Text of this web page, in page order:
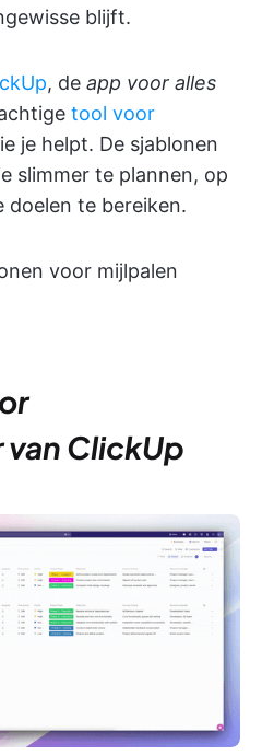
blijft.
, de app voor alles
tool voor
je helpt. De sjablonen
slimmer te plannen, op
doelen te bereiken.
voor mijlpalen
ClickUp